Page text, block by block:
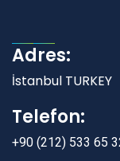
Adres:
İstanbul TURKEY
Telefon:
+90 (212) 533 65